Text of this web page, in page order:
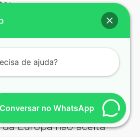
de ida e volta: você
apresentar suas
de ida e volta e no caso
cidades do país é
apresentar as
entre as cidades. A
Europa não aceita
Conversar no WhatsApp
de ajuda?